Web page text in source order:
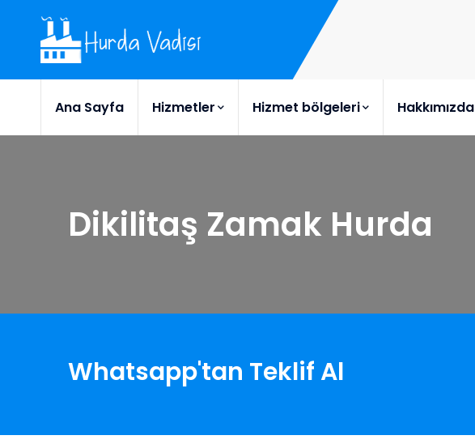
Ana Sayfa Hizmetler Hizmet bölgeleri Hakkımızda
Dikilitaş Zamak Hurda
Whatsapp'tan Teklif Al